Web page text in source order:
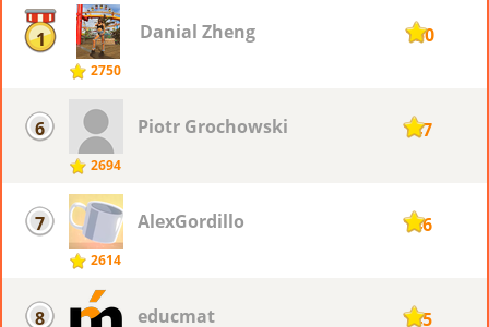
1
2750
Danial Zheng 150
6
2694
Piotr ​Grochowski 147
7
2614
AlexGordillo 146
8 educmat 145